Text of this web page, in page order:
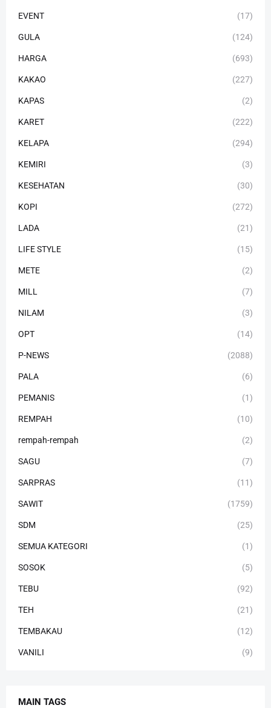
EVENT (17)
GULA (124)
HARGA (693)
KAKAO (227)
KAPAS (2)
KARET (222)
KELAPA (294)
KEMIRI (3)
KESEHATAN (30)
KOPI (272)
LADA (21)
LIFE STYLE (15)
METE (2)
MILL (7)
NILAM (3)
OPT (14)
P-NEWS (2088)
PALA (6)
PEMANIS (1)
REMPAH (10)
rempah-rempah (2)
SAGU (7)
SARPRAS (11)
SAWIT (1759)
SDM (25)
SEMUA KATEGORI (1)
SOSOK (5)
TEBU (92)
TEH (21)
TEMBAKAU (12)
VANILI (9)
MAIN TAGS